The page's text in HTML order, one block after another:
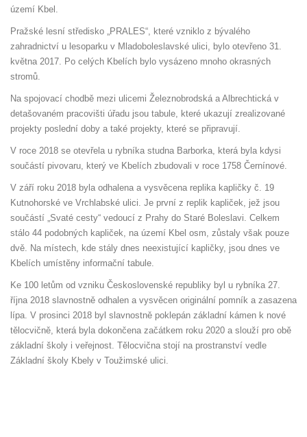
území Kbel.
Pražské lesní středisko „PRALES“, které vzniklo z bývalého
zahradnictví u lesoparku v Mladoboleslavské ulici, bylo otevřeno 31.
května 2017. Po celých Kbelích bylo vysázeno mnoho okrasných
stromů.
Na spojovací chodbě mezi ulicemi Železnobrodská a Albrechtická v
detašovaném pracovišti úřadu jsou tabule, které ukazují zrealizované
projekty poslední doby a také projekty, které se připravují.
V roce 2018 se otevřela u rybníka studna Barborka, která byla kdysi
součástí pivovaru, který ve Kbelích zbudovali v roce 1758 Černínové.
V září roku 2018 byla odhalena a vysvěcena replika kapličky č. 19
Kutnohorské ve Vrchlabské ulici. Je první z replik kapliček, jež jsou
součástí „Svaté cesty“ vedoucí z Prahy do Staré Boleslavi. Celkem
stálo 44 podobných kapliček, na území Kbel osm, zůstaly však pouze
dvě. Na místech, kde stály dnes neexistující kapličky, jsou dnes ve
Kbelích umístěny informační tabule.
Ke 100 letům od vzniku Československé republiky byl u rybníka 27.
října 2018 slavnostně odhalen a vysvěcen originální pomník a zasazena
lípa. V prosinci 2018 byl slavnostně poklepán základní kámen k nové
tělocvičně, která byla dokončena začátkem roku 2020 a slouží pro obě
základní školy i veřejnost. Tělocvična stojí na prostranství vedle
Základní školy Kbely v Toužimské ulici.